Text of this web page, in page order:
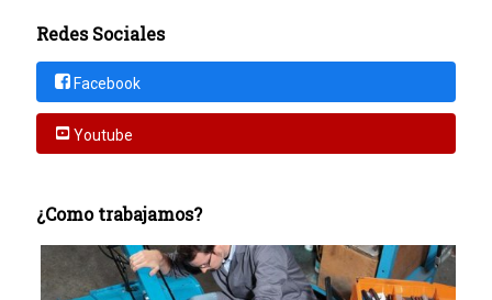
Redes Sociales
Facebook
Youtube
¿Como trabajamos?